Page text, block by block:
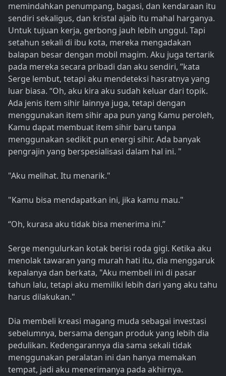
memindahkan penumpang, bagasi, dan kendaraan itu
sendiri sekaligus, dan kristal ajaib itu mahal harganya.
Untuk tujuan kerja, gerbong jauh lebih unggul. Tapi
setahun sekali di ibu kota, mereka mengadakan
balapan besar dengan mobil magim. Aku juga tertarik
pada mereka secara pribadi dan aku sendiri, ”kata
Serge lembut, tetapi aku mendeteksi hasratnya yang
luar biasa. “Oh, aku kira aku sudah keluar dari topik.
Ada jenis item sihir lainnya juga, tetapi dengan
menggunakan item sihir apa pun yang Kamu peroleh,
Kamu dapat membuat item sihir baru tanpa
menggunakan sedikit pun energi sihir. Ada banyak
pengrajin yang berspesialisasi dalam hal ini. "
"Aku melihat. Itu menarik."
"Kamu bisa mendapatkan ini, jika kamu mau."
“Oh, kurasa aku tidak bisa menerima ini.”
Serge mengulurkan kotak berisi roda gigi. Ketika aku
menolak tawaran yang murah hati itu, dia menggaruk
kepalanya dan berkata, "Aku membeli ini di pasar
tahun lalu, tetapi aku memiliki lebih dari yang aku tahu
harus dilakukan."
Dia membeli kreasi magang muda sebagai investasi
sebelumnya, bersama dengan produk yang lebih dia
pedulikan. Kedengarannya dia sama sekali tidak
menggunakan peralatan ini dan hanya memakan
tempat, jadi aku menerimanya pada akhirnya.